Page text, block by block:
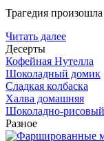
Трагедия
Читать далее
Десерты
Кофейная Нутелла
Шоколадный домик
Сладкая колбаска
Халва домашняя
Шоколадно-рисовый
Разное